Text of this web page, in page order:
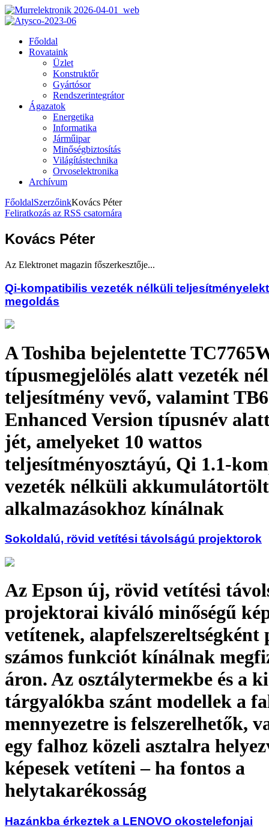
Főoldal
Rovataink
Üzlet
Konstruktőr
Gyártósor
Rendszerintegrátor
Ágazatok
Energetika
Informatika
Járműipar
Minőségbiztosítás
Világítástechnika
Orvoselektronika
Archívum
FőoldalSzerzőinkKovács Péter
Feliratkozás az RSS csatornára
Kovács Péter
Az Elektronet magazin főszerkesztője...
Qi-kompatibilis vezeték nélküli
megoldás
A Toshiba bejelentette
típusmegjelölés alatt vezeték
teljesítmény vevő, valamint
Enhanced Version típusnév
jét, amelyeket 10 wattos
teljesítményosztáyú, Qi 1.1-
vezeték nélküli
alkalmazásokhoz kínálnak
Sokoldalú, rövid vetítési távolságú projektorok
Az Epson új, rövid vetítési
projektorai kiváló minőségű
vetítenek, alapfelszereltségként
számos funkciót kínálnak
áron. Az osztálytermekbe és a
tárgyalókba szánt modellek a
mennyezetre is felszerelhetők,
egy falhoz közeli asztalra
képesek vetíteni – ha fontos a
helytakarékosság
Hazánkba érkeztek a LENOVO okostelefonjai